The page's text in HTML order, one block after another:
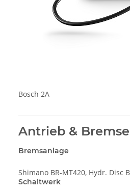
Bosch 2A
Antrieb & Bremse
Bremsanlage
Shimano BR-MT420, Hydr. Disc
Schaltwerk